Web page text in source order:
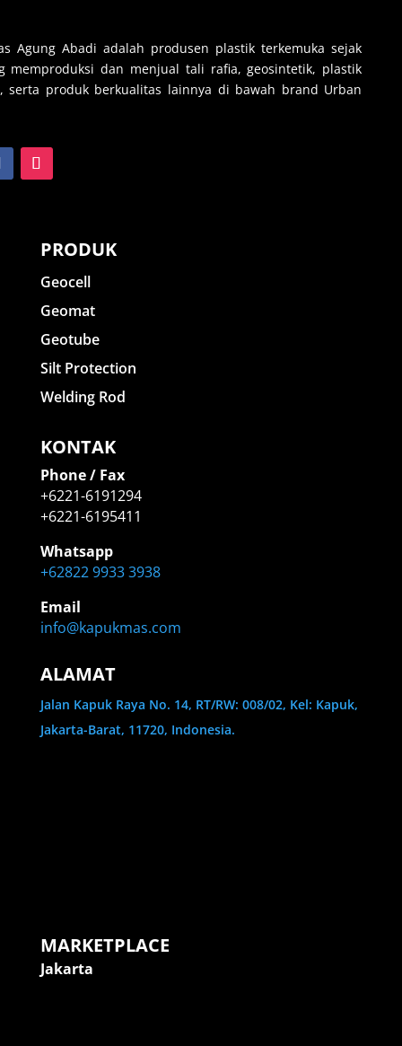
Agung Abadi adalah produsen plastik terkemuka sejak
memproduksi dan menjual tali rafia, geosintetik, plastik
serta produk berkualitas lainnya di bawah brand Urban
PRODUK
Geocell
Geomat
Geotube
Silt Protection
Welding Rod
KONTAK
Phone / Fax
+6221-6191294
+6221-6195411
Whatsapp
+62822 9933 3938
Email
info@kapukmas.com
ALAMAT
Jalan Kapuk Raya No. 14, RT/RW: 008/02, Kel: Kapuk,
Jakarta-Barat, 11720, Indonesia.
MARKETPLACE
Jakarta